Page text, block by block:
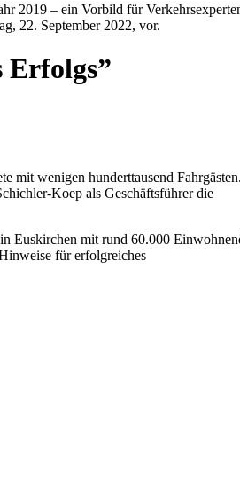
2019 – ein Vorbild für
22. September 2022, vor.
Erfolgs”
mit wenigen hunderttausend Fahrgästen.
Koep als Geschäftsführer die
Euskirchen mit rund 60.000
für erfolgreiches